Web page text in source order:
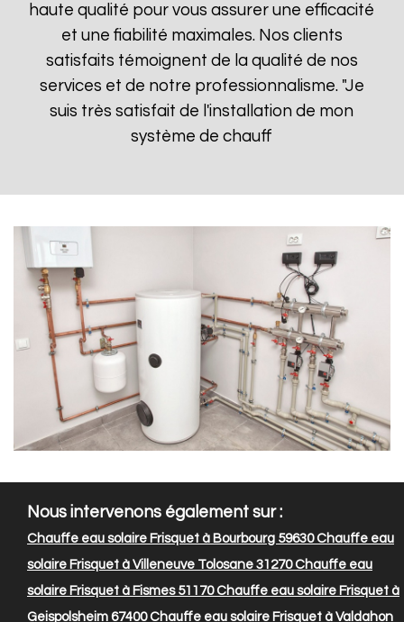
haute qualité pour vous assurer une efficacité
et une fiabilité maximales. Nos clients
satisfaits témoignent de la qualité de nos
services et de notre professionnalisme. "Je
suis très satisfait de l'installation de mon
système de chauff
Nous intervenons également sur :
Chauffe eau solaire Frisquet à Bourbourg 59630Chauffe eau
solaire Frisquet à Villeneuve Tolosane 31270Chauffe eau
solaire Frisquet à Fismes 51170Chauffe eau solaire Frisquet à
Geispolsheim 67400Chauffe eau solaire Frisquet à Valdahon